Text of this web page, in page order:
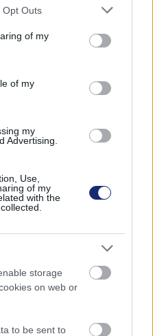
uses one or more Google
behaviour. You may click to
and its third-party tags to
purposes in below Google
Opt Outs
of my
of my
my
Advertising.
Use,
of my
with the
storage
on web or
to be sent to
autókon tűnhet
van a világon, aki
is lerajzolni a